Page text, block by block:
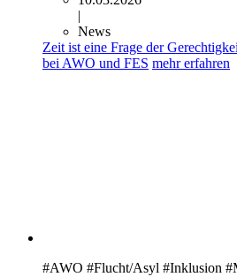
|
News
Zeit ist eine Frage der
bei AWO und FES mehr erfahren
#AWO #Flucht/Asyl #Inklusion